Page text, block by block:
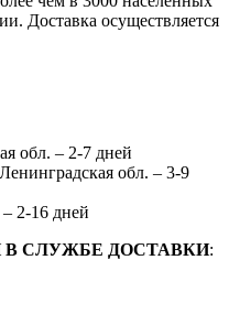
Доставка осуществляется
обл. – 2-7 дней
обл. – 3-9
2-16 дней
СЛУЖБЕ ДОСТАВКИ: